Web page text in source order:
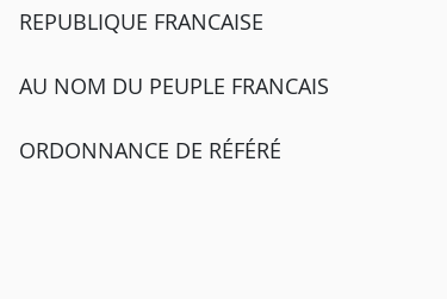
REPUBLIQUE FRANCAISE
AU NOM DU PEUPLE FRANCAIS
ORDONNANCE DE RÉFÉRÉ